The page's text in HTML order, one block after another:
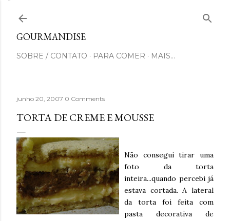
GOURMANDISE
SOBRE / CONTATO PARA COMER MAIS…
junho 20, 2007 0 Comments
TORTA DE CREME E MOUSSE
Não consegui tirar uma
foto da torta
inteira...quando percebi já
estava cortada. A lateral
da torta foi feita com
pasta decorativa de